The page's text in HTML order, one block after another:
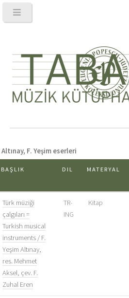
Altınay, F. Yeşim eserleri
BAŞLIK DIL MATERYAL
Türk müziği
çalgıları =
Turkish musical
instruments / F.
Yeşim Altınay,
res. Mehmet
Aksel, çev. F.
Zuhal Eren
TR-
ING
Kitap